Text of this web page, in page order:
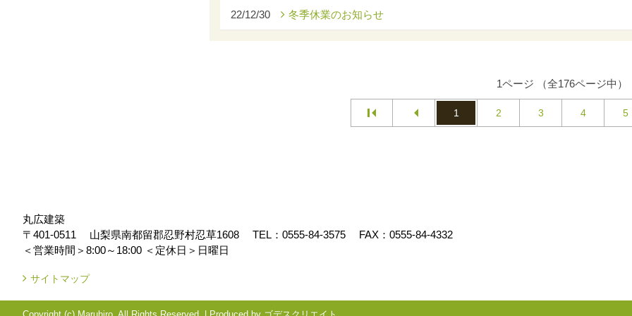
22/12/30 冬季休業のお知らせ
1ページ （全176ページ中）
1 2 3 4 5
丸広建築
〒401-0511
山梨県南都留郡忍野村忍草1608 TEL： 0555-84-3575
FAX：0555-84-4332
＜営業時間＞8:00～18:00 ＜定休日＞日曜日
サイトマップ